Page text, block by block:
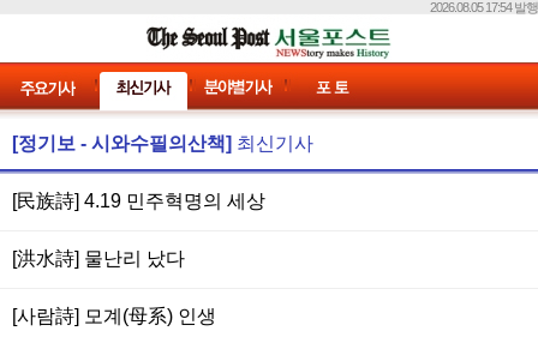
2026.08.05 17:54 발행
[정기보 - 시와수필의산책] 최신기사
[民族詩] 4.19 민주혁명의 세상
[洪水詩] 물난리 났다
[사람詩] 모계(母系) 인생